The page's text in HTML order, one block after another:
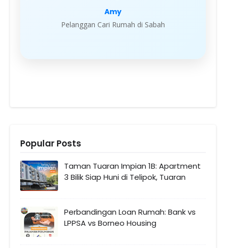
Ahmad
Pelanggan Cari Rumah di Sabah
Popular Posts
Taman Tuaran Impian 1B: Apartment
3 Bilik Siap Huni di Telipok, Tuaran
Perbandingan Loan Rumah: Bank vs
LPPSA vs Borneo Housing